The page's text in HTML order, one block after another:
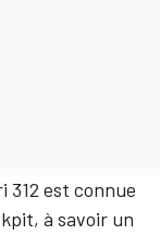
312 est connue
à savoir un